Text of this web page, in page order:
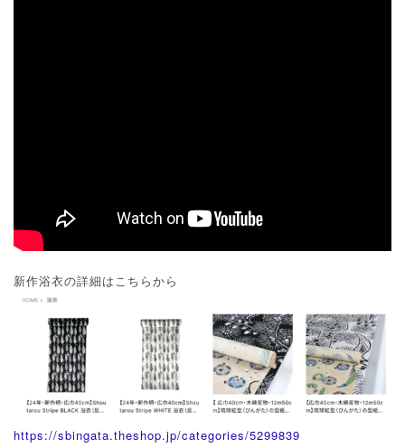
新作浴衣の詳細はこちらから
https://sbingata.theshop.jp/categories/5299839